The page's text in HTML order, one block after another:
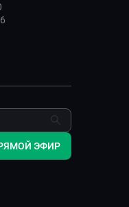
ЭФИР